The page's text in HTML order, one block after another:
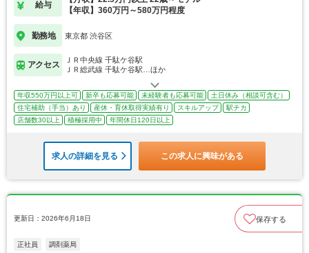
給与
【年収】360万円～580万円程度
勤務地 東京都 渋谷区
アクセス
ＪＲ中央線 千駄ケ谷駅
ＪＲ総武線 千駄ケ谷駅…ほか
年収550万円以上可 新卒も応募可能 未経験者も応募可能
土日休み（相談可含む）
住宅補助（手当）あり
産休・育休取得実績有り スキルアップ
駅チカ
店舗数30以上
積極採用中 年間休日120日以上
求人の詳細を見る この求人に興味がある
更新日：2026年6月18日 保存する
正社員 調剤薬局